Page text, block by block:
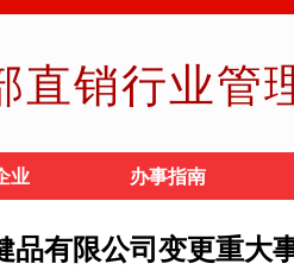
直销行业管
业 办事指南
品有限公司变更重大